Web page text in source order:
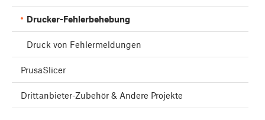
Drucker-Fehlerbehebung
Druck von Fehlermeldungen
PrusaSlicer
Drittanbieter-Zubehör & Andere Projekte